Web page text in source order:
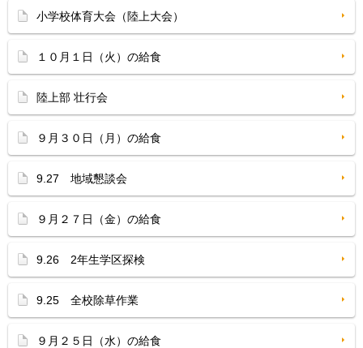
小学校体育大会（陸上大会）
１０月１日（火）の給食
陸上部 壮行会
９月３０日（月）の給食
9.27 地域懇談会
９月２７日（金）の給食
9.26 2年生学区探検
9.25 全校除草作業
９月２５日（水）の給食